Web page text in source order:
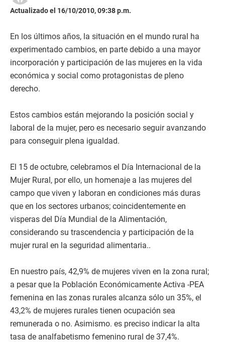
Actualizado el 16/10/2010, 09:38 p.m.
En los últimos años, la situación en el mundo rural ha
experimentado cambios, en parte debido a una mayor
incorporación y participación de las mujeres en la vida
económica y social como protagonistas de pleno
derecho.
Estos cambios están mejorando la posición social y
laboral de la mujer, pero es necesario seguir avanzando
para conseguir plena igualdad.
El 15 de octubre, celebramos el Día Internacional de la
Mujer Rural, por ello, un homenaje a las mujeres del
campo que viven y laboran en condiciones más duras
que en los sectores urbanos; coincidentemente en
visperas del Día Mundial de la Alimentación,
considerando su trascendencia y participación de la
mujer rural en la seguridad alimentaria..
En nuestro país, 42,9% de mujeres viven en la zona rural;
a pesar que la Población Económicamente Activa -PEA
femenina en las zonas rurales alcanza sólo un 35%, el
43,2% de mujeres rurales tienen ocupación sea
remunerada o no. Asimismo. es preciso indicar la alta
tasa de analfabetismo femenino rural de 37,4%.